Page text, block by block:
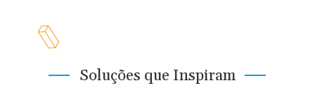
Soluções que Inspiram